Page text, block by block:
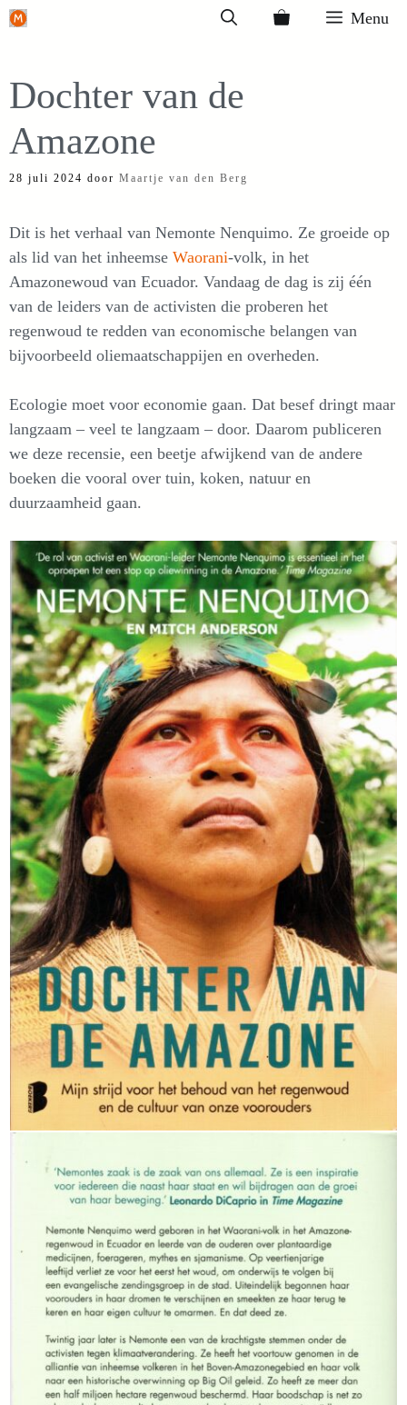
Ga
inhoud
Menu
Dochter van de
Amazone
28 juli 2024 door Maartje van den Berg
Dit is het verhaal van Nemonte Nenquimo. Ze groeide op
als lid van het inheemse Waorani-volk, in het
Amazonewoud van Ecuador. Vandaag de dag is zij één
van de leiders van de activisten die proberen het
regenwoud te redden van economische belangen van
bijvoorbeeld oliemaatschappijen en overheden.
Ecologie moet voor economie gaan. Dat besef dringt maar
langzaam – veel te langzaam – door. Daarom publiceren
we deze recensie, een beetje afwijkend van de andere
boeken die vooral over tuin, koken, natuur en
duurzaamheid gaan.